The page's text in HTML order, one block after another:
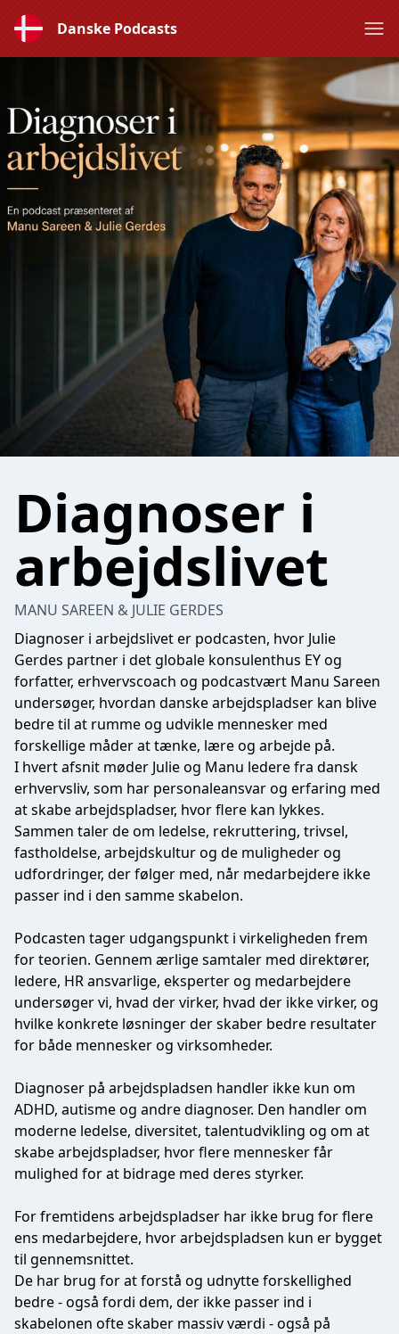
Danske Podcasts
Diagnoser i
arbejdslivet
MANU SAREEN & JULIE GERDES
Diagnoser i arbejdslivet er podcasten, hvor Julie
Gerdes partner i det globale konsulenthus EY og
forfatter, erhvervscoach og podcastvært Manu Sareen
undersøger, hvordan danske arbejdspladser kan blive
bedre til at rumme og udvikle mennesker med
forskellige måder at tænke, lære og arbejde på.
I hvert afsnit møder Julie og Manu ledere fra dansk
erhvervsliv, som har personaleansvar og erfaring med
at skabe arbejdspladser, hvor flere kan lykkes.
Sammen taler de om ledelse, rekruttering, trivsel,
fastholdelse, arbejdskultur og de muligheder og
udfordringer, der følger med, når medarbejdere ikke
passer ind i den samme skabelon.
Podcasten tager udgangspunkt i virkeligheden frem
for teorien. Gennem ærlige samtaler med direktører,
ledere, HR ansvarlige, eksperter og medarbejdere
undersøger vi, hvad der virker, hvad der ikke virker, og
hvilke konkrete løsninger der skaber bedre resultater
for både mennesker og virksomheder.
Diagnoser på arbejdspladsen handler ikke kun om
ADHD, autisme og andre diagnoser. Den handler om
moderne ledelse, diversitet, talentudvikling og om at
skabe arbejdspladser, hvor flere mennesker får
mulighed for at bidrage med deres styrker.
For fremtidens arbejdspladser har ikke brug for flere
ens medarbejdere, hvor arbejdspladsen kun er bygget
til gennemsnittet.
De har brug for at forstå og udnytte forskellighed
bedre - også fordi dem, der ikke passer ind i
skabelonen ofte skaber massiv værdi - også på